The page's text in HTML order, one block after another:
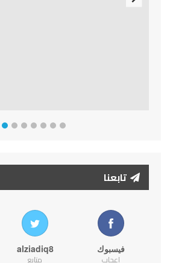
تابعنا
فيسبوك
اعجاب
alziadiq8
متابع